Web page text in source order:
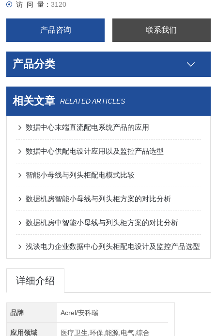
访 问 量：3120
产品咨询 联系我们
产品分类
相关文章 RELATED ARTICLES
数据中心末端直流配电系统产品的应用
数据中心供配电设计应用以及监控产品选型
智能小母线与列头柜配电模式比较
数据机房智能小母线与列头柜方案的对比分析
数据机房中智能小母线与列头柜方案的对比分析
浅谈电力企业数据中心列头柜配电设计及监控产品选型
详细介绍
品牌 Acrel/安科瑞
应用领域 医疗卫生,环保,能源,电气,综合